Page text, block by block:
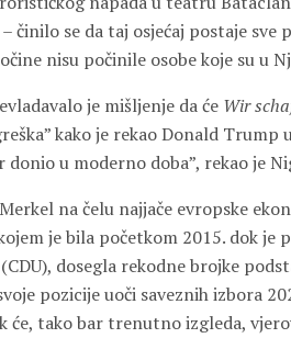
činilo se da taj osjećaj postaje sve
nisu počinile osobe koje su u
je mišljenje da će Wir
kako je rekao Donald Trump
u moderno doba”, rekao je
na čelu najjače evropske
je bila početkom 2015. dok je
dosegla rekodne brojke
pozicije uoči saveznih izbora
će, tako bar trenutno izgleda,